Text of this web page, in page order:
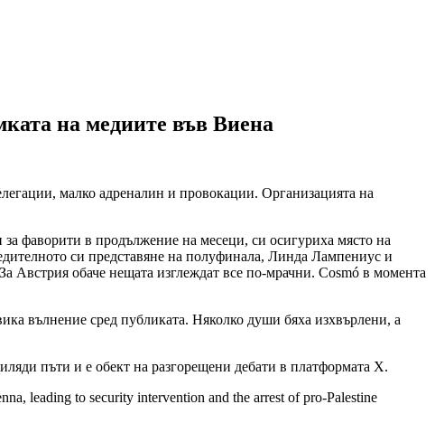
на медиите във Виена
малко адреналин и провокации. Организацията на
фаворити в продължение на месеци, си осигуриха място на
си представяне на полуфинала, Линда Лампениус и
Австрия обаче нещата изглеждат все по-мрачни. Cosmó в момента
вълнение сред публиката. Няколко души бяха изхвърлени, а
пъти и е обект на разгорещени дебати в платформата X.
leading to security intervention and the arrest of pro-Palestine